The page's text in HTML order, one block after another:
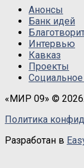
Анонсы
Банк идей
Интервью
Кавказ
Проекты
«МИР 09» ©
Политика
Разработан в